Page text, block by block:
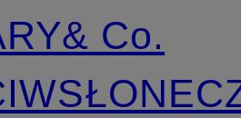
& Co.